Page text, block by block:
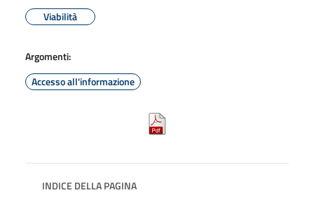
Viabilità
Argomenti:
Accesso all'informazione
INDICE DELLA PAGINA